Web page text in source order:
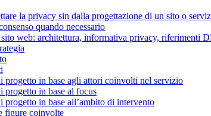
la privacy sin dalla progettazione di un sito o
quando necessario
web: architettura, informativa privacy, riferimenti
progetto in base agli attori coinvolti nel servizio
progetto in base al focus
progetto in base all’ambito di intervento
figure coinvolte